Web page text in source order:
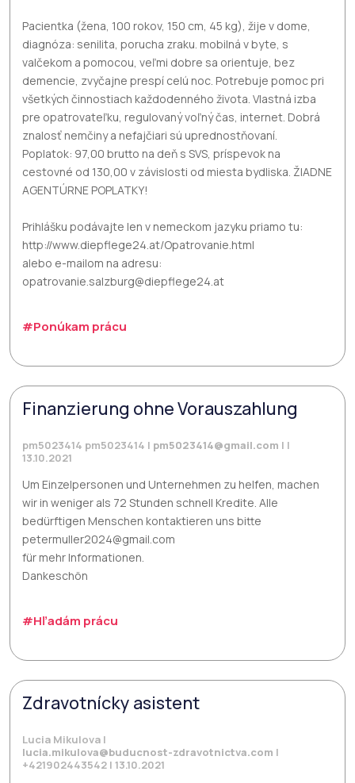
Pacientka (žena, 100 rokov, 150 cm, 45 kg), žije v dome,
diagnóza: senilita, porucha zraku. mobilná v byte, s
valčekom a pomocou, veľmi dobre sa orientuje, bez
demencie, zvyčajne prespí celú noc. Potrebuje pomoc pri
všetkých činnostiach každodenného života. Vlastná izba
pre opatrovateľku, regulovaný voľný čas, internet. Dobrá
znalosť nemčiny a nefajčiari sú uprednostňovaní.
Poplatok: 97,00 brutto na deň s SVS, príspevok na
cestovné od 130,00 v závislosti od miesta bydliska. ŽIADNE
AGENTÚRNE POPLATKY!
Prihlášku podávajte len v nemeckom jazyku priamo tu:
http://www.diepflege24.at/Opatrovanie.html
alebo e-mailom na adresu:
opatrovanie.salzburg@diepflege24.at
#Ponúkam prácu
Finanzierung ohne Vorauszahlung
pm5023414 pm5023414 | pm5023414@gmail.com | |
13.10.2021
Um Einzelpersonen und Unternehmen zu helfen, machen
wir in weniger als 72 Stunden schnell Kredite. Alle
bedürftigen Menschen kontaktieren uns bitte
petermuller2024@gmail.com
für mehr Informationen.
Dankeschön
#Hľadám prácu
Zdravotnícky asistent
Lucia Mikulova |
lucia.mikulova@buducnost-zdravotnictva.com |
+421902443542 | 13.10.2021